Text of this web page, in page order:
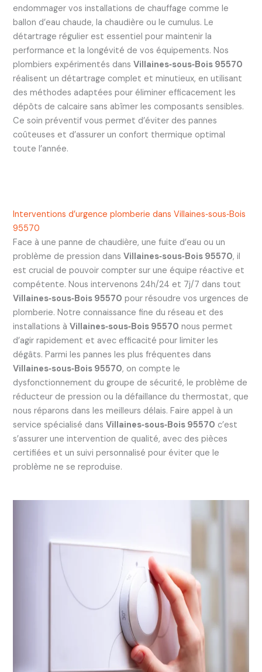
endommager vos installations de chauffage comme le
ballon d’eau chaude, la chaudière ou le cumulus. Le
détartrage régulier est essentiel pour maintenir la
performance et la longévité de vos équipements. Nos
plombiers expérimentés dans Villaines‑sous‑Bois 95570
réalisent un détartrage complet et minutieux, en utilisant
des méthodes adaptées pour éliminer efficacement les
dépôts de calcaire sans abîmer les composants sensibles.
Ce soin préventif vous permet d’éviter des pannes
coûteuses et d’assurer un confort thermique optimal
toute l’année.
Interventions d’urgence plomberie dans Villaines‑sous‑Bois
95570
Face à une panne de chaudière, une fuite d’eau ou un
problème de pression dans Villaines‑sous‑Bois 95570, il
est crucial de pouvoir compter sur une équipe réactive et
compétente. Nous intervenons 24h/24 et 7j/7 dans tout
Villaines‑sous‑Bois 95570 pour résoudre vos urgences de
plomberie. Notre connaissance fine du réseau et des
installations à Villaines‑sous‑Bois 95570 nous permet
d’agir rapidement et avec efficacité pour limiter les
dégâts. Parmi les pannes les plus fréquentes dans
Villaines‑sous‑Bois 95570, on compte le
dysfonctionnement du groupe de sécurité, le problème de
réducteur de pression ou la défaillance du thermostat, que
nous réparons dans les meilleurs délais. Faire appel à un
service spécialisé dans Villaines‑sous‑Bois 95570 c’est
s’assurer une intervention de qualité, avec des pièces
certifiées et un suivi personnalisé pour éviter que le
problème ne se reproduise.